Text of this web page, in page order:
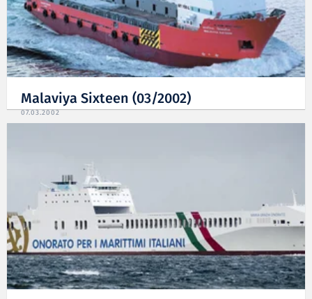
Malaviya Sixteen (03/2002)
07.03.2002